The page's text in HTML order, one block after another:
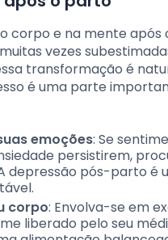
corpo e na mente após
vezes
transformação é
é uma parte
emoções: Se
persistirem,
depressão pós-parto é
corpo: Envolva-se em
liberado pelo seu